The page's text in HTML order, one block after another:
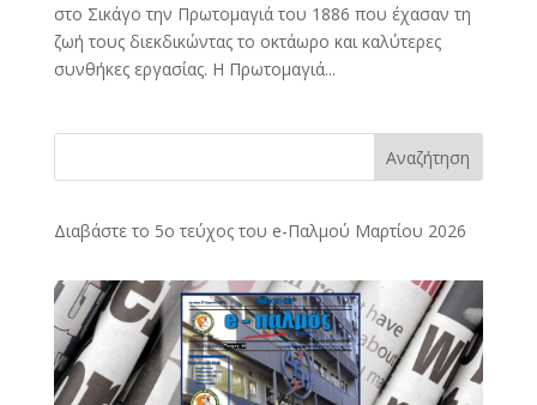
στο Σικάγο την Πρωτομαγιά του 1886 που έχασαν τη
ζωή τους διεκδικώντας το οκτάωρο και καλύτερες
συνθήκες εργασίας. Η Πρωτομαγιά...
Αναζήτηση
Διαβάστε το 5ο τεύχος του e-Παλμού Μαρτίου 2026